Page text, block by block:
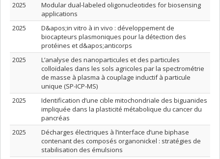
2025
Modular dual-labeled oligonucleotides for biosensing
applications
2025
D&apos;in vitro à in vivo : développement de
biocapteurs plasmoniques pour la détection des
protéines et d&apos;anticorps
2025
L’analyse des nanoparticules et des particules
colloïdales dans les sols agricoles par la spectrométrie
de masse à plasma à couplage inductif à particule
unique (SP-ICP-MS)
2025
Identification d’une cible mitochondriale des biguanides
impliquée dans la plasticité métabolique du cancer du
pancréas
2025
Décharges électriques à l’interface d’une biphase
contenant des composés organonickel : stratégies de
stabilisation des émulsions